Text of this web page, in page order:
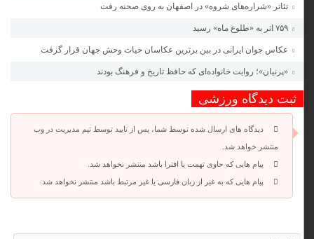
تئاتر «شراره‌های شروه» در اصفهان به روی صحنه رفت
عکاس جوان ایرانی در بین برترین عکاسان حیات وحش جهان قرار گرفت
«پرنیان»؛ روایت خانواده‌ای که حافظ تاریخ و فرهنگ بودند
ثبت دیدگاه ورزشی
دیدگاه های ارسال شده توسط شما، پس از تایید توسط تیم مدیریت در وب
منتشر خواهد شد.
پیام هایی که حاوی تهمت یا افترا باشد منتشر نخواهد شد.
پیام هایی که به غیر از زبان فارسی یا غیر مرتبط باشد منتشر نخواهد شد.